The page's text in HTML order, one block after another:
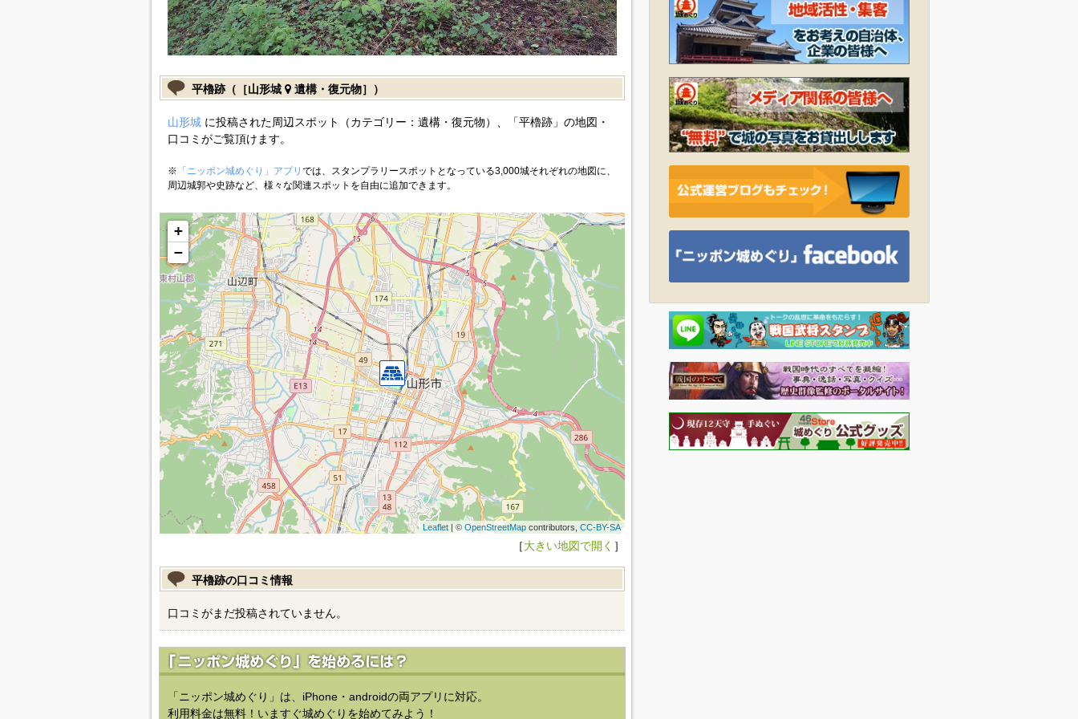
平櫓跡（［山形城 遺構・復元物］）
山形城に投稿された周辺スポット（カテゴリー：遺構・復元物）、「平櫓跡」の地図・
口コミがご覧頂けます。
※ 「ニッポン城めぐり」アプリ では、スタンプラリースポットとなっている3,000城それぞれの地図に、
周辺城郭や史跡など、様々な関連スポットを自由に追加できます。
+
−
Leaflet| © OpenStreetMapcontributors, CC-BY-SA
［大きい地図で開く ］
平櫓跡の口コミ情報
口コミがまだ投稿されていません。
「ニッポン城めぐり」は、iPhone・androidの両アプリに対応。
利用料金は無料！いますぐ城めぐりを始めてみよう！